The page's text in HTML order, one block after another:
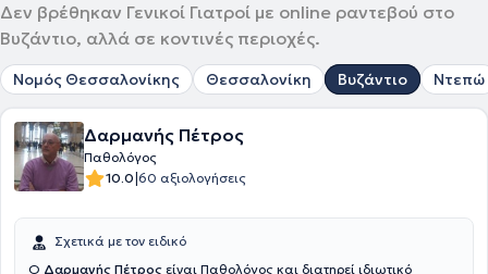
Δεν βρέθηκαν Γενικοί Γιατροί με online ραντεβού στο
Βυζάντιο, αλλά σε κοντινές περιοχές.
Νομός Θεσσαλονίκης Θεσσαλονίκη Βυζάντιο Ντεπώ
Δαρμανής Πέτρος
Παθολόγος
10.0|60 αξιολογήσεις
Σχετικά με τον ειδικό
O Δαρμανής Πέτρος είναι Παθολόγος και διατηρεί ιδιωτικό